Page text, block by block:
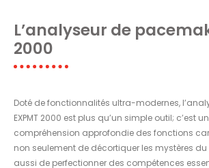
L’analyseur de
2000
Doté de fonctionnalités ultra-modernes,
EXPMT 2000 est plus qu’un simple outil; c’est
compréhension approfondie des fonctions
non seulement de décortiquer les mystères
aussi de perfectionner des compétences